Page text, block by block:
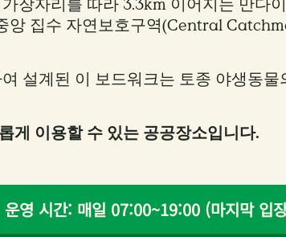
가장자리를 따라 3.3km 이어지는 만다
앙 집수 자연보호구역(Central
설계된 이 보드워크는 토종 야생동물
게 이용할 수 있는 공공장소입니다.
운영 시간: 매일 07:00~19:00 (마지막 입